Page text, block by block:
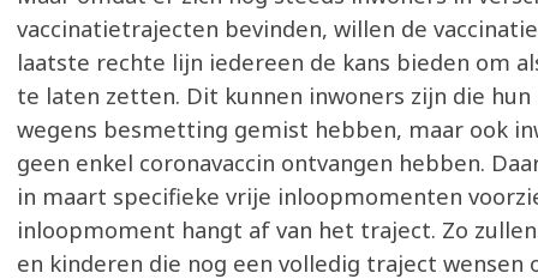
vaccinatietrajecten bevinden, willen de
laatste rechte lijn iedereen de kans bieden om
te laten zetten. Dit kunnen inwoners zijn die
wegens besmetting gemist hebben, maar ook
geen enkel coronavaccin ontvangen hebben.
in maart specifieke vrije inloopmomenten
inloopmoment hangt af van het traject. Zo
en kinderen die nog een volledig traject wensen